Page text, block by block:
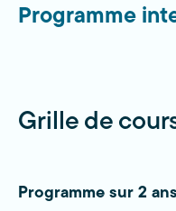
Programme
Grille de
Programme sur 2